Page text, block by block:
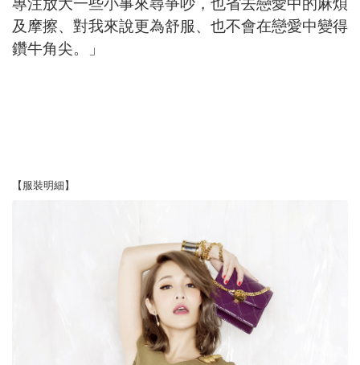
專注放大一些小事來尋爭吵，也省去戀愛中的麻煩
及摩擦、對我來說更為舒服、也不會在戀愛中變得
鑽牛角尖。」
【服裝明細】